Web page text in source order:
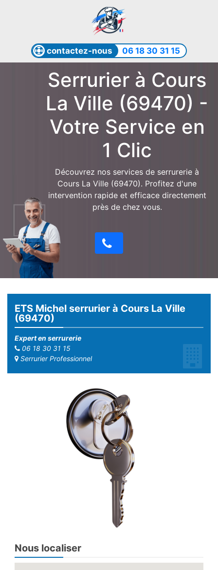
contactez-nous 06 18 30 31 15
Serrurier à Cours
La Ville (69470) -
Votre Service en
1 Clic
Découvrez nos services de serrurerie à
Cours La Ville (69470). Profitez d'une
intervention rapide et efficace directement
près de chez vous.
ETS Michel serrurier à Cours La Ville
(69470)
Expert en serrurerie
06 18 30 31 15
Serrurier Professionnel
Nous localiser